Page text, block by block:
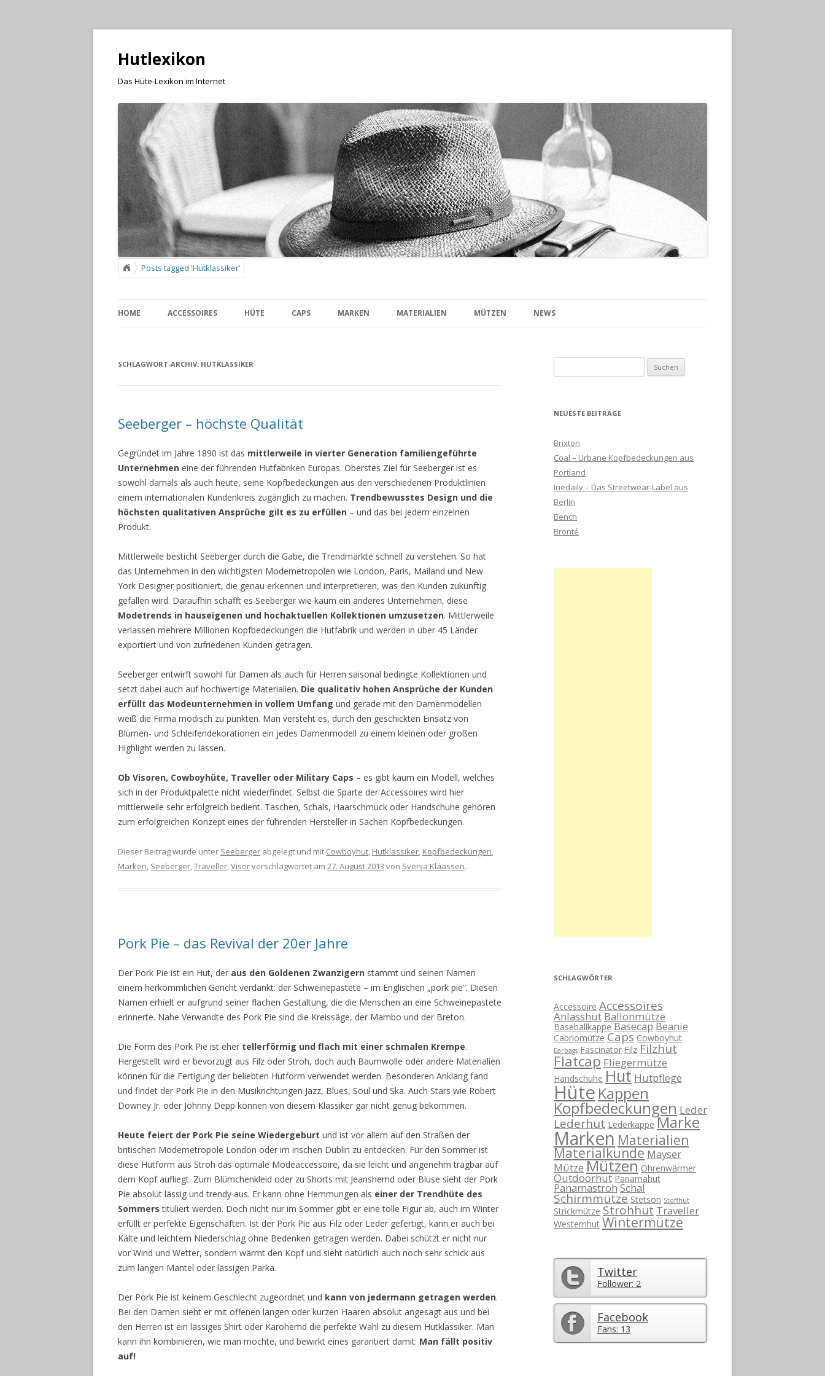
Hutlexikon
Das Hüte-Lexikon im Internet
Posts tagged 'Hutklassiker'
HOME ACCESSOIRES HÜTE CAPS MARKEN MATERIALIEN MÜTZEN NEWS
SCHLAGWORT-ARCHIV: HUTKLASSIKER
Seeberger – höchste Qualität
Gegründet im Jahre 1890 ist das mittlerweile in vierter Generation familiengeführte
Unternehmen eine der führenden Hutfabriken Europas. Oberstes Ziel für Seeberger ist es
sowohl damals als auch heute, seine Kopfbedeckungen aus den verschiedenen Produktlinien
einem internationalen Kundenkreis zugänglich zu machen. Trendbewusstes Design und die
höchsten qualitativen Ansprüche gilt es zu erfüllen – und das bei jedem einzelnen
Produkt.
Mittlerweile besticht Seeberger durch die Gabe, die Trendmärkte schnell zu verstehen. So hat
das Unternehmen in den wichtigsten Modemetropolen wie London, Paris, Mailand und New
York Designer positioniert, die genau erkennen und interpretieren, was den Kunden zukünftig
gefallen wird. Daraufhin schafft es Seeberger wie kaum ein anderes Unternehmen, diese
Modetrends in hauseigenen und hochaktuellen Kollektionen umzusetzen. Mittlerweile
verlassen mehrere Millionen Kopfbedeckungen die Hutfabrik und werden in über 45 Länder
exportiert und von zufriedenen Kunden getragen.
Seeberger entwirft sowohl für Damen als auch für Herren saisonal bedingte Kollektionen und
setzt dabei auch auf hochwertige Materialien. Die qualitativ hohen Ansprüche der Kunden
erfüllt das Modeunternehmen in vollem Umfang und gerade mit den Damenmodellen
weiß die Firma modisch zu punkten. Man versteht es, durch den geschickten Einsatz von
Blumen- und Schleifendekorationen ein jedes Damenmodell zu einem kleinen oder großen
Highlight werden zu lassen.
Ob Visoren, Cowboyhüte, Traveller oder Military Caps – es gibt kaum ein Modell, welches
sich in der Produktpalette nicht wiederfindet. Selbst die Sparte der Accessoires wird hier
mittlerweile sehr erfolgreich bedient. Taschen, Schals, Haarschmuck oder Handschuhe gehören
zum erfolgreichen Konzept eines der führenden Hersteller in Sachen Kopfbedeckungen.
Dieser Beitrag wurde unter Seeberger abgelegt und mit Cowboyhut, Hutklassiker, Kopfbedeckungen,
Marken, Seeberger,Traveller,Visorverschlagwortet am 27. August 2013 von Svenja Klaassen.
Pork Pie – das Revival der 20er Jahre
Der Pork Pie ist ein Hut, der aus den Goldenen Zwanzigern stammt und seinen Namen
einem herkömmlichen Gericht verdankt: der Schweinepastete – im Englischen „pork pie“. Diesen
Namen erhielt er aufgrund seiner flachen Gestaltung, die die Menschen an eine Schweinepastete
erinnerte. Nahe Verwandte des Pork Pie sind die Kreissäge, der Mambo und der Breton.
Die Form des Pork Pie ist eher tellerförmig und flach mit einer schmalen Krempe.
Hergestellt wird er bevorzugt aus Filz oder Stroh, doch auch Baumwolle oder andere Materialien
können für die Fertigung der beliebten Hutform verwendet werden. Besonderen Anklang fand
und findet der Pork Pie in den Musikrichtungen Jazz, Blues, Soul und Ska. Auch Stars wie Robert
Downey Jr. oder Johnny Depp können von diesem Klassiker gar nicht genug bekommen.
Heute feiert der Pork Pie seine Wiedergeburt und ist vor allem auf den Straßen der
britischen Modemetropole London oder im irischen Dublin zu entdecken. Für den Sommer ist
diese Hutform aus Stroh das optimale Modeaccessoire, da sie leicht und angenehm tragbar auf
dem Kopf aufliegt. Zum Blümchenkleid oder zu Shorts mit Jeanshemd oder Bluse sieht der Pork
Pie absolut lässig und trendy aus. Er kann ohne Hemmungen als einer der Trendhüte des
Sommers tituliert werden. Doch nicht nur im Sommer gibt er eine tolle Figur ab, auch im Winter
erfüllt er perfekte Eigenschaften. Ist der Pork Pie aus Filz oder Leder gefertigt, kann er auch bei
Kälte und leichtem Niederschlag ohne Bedenken getragen werden. Dabei schützt er nicht nur
vor Wind und Wetter, sondern wärmt den Kopf und sieht natürlich auch noch sehr schick aus
zum langen Mantel oder lässigen Parka.
Der Pork Pie ist keinem Geschlecht zugeordnet und kann von jedermann getragen werden.
Bei den Damen sieht er mit offenen langen oder kurzen Haaren absolut angesagt aus und bei
den Herren ist ein lässiges Shirt oder Karohemd die perfekte Wahl zu diesem Hutklassiker. Man
kann ihn kombinieren, wie man möchte, und bewirkt eines garantiert damit: Man fällt positiv
auf!
nach:
NEUESTE BEITRÄGE
Brixton
Coal – Urbane Kopfbedeckungen aus
Portland
Iriedaily – Das Streetwear-Label aus
Berlin
Bench
Bronté
SCHLAGWÖRTER
Accessoire Accessoires
Anlasshut Ballonmütze
Baseballkappe BasecapBeanie
Cabriomütze Caps Cowboyhut
Earbags Fascinator Filz Filzhut
Flatcap Fliegermütze
Handschuhe Hut Hutpflege
Hüte Kappen
Kopfbedeckungen Leder
Lederhut Lederkappe Marke
Marken Materialien
Materialkunde Mayser
Mütze Mützen Ohrenwärmer
Outdoorhut Panamahut
PanamastrohSchal
Schirmmütze Stetson Stoffhut
Strickmütze Strohhut Traveller
Westernhut Wintermütze
Twitter
Follower: 2
Facebook
Fans: 13